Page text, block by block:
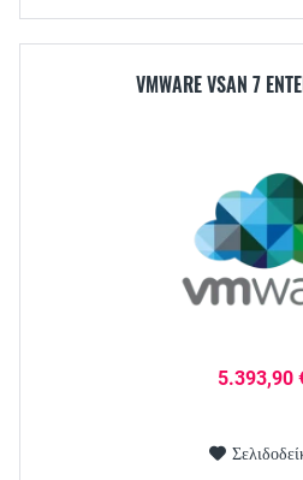
VMWARE VSAN 7
5.393,90